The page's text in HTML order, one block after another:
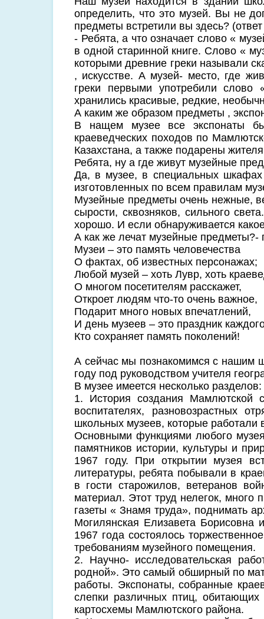
определить, что это музей. Вы не
предметы встретили вы здесь?
- Ребята, а что означает слово «
в одной старинной книге. Слово «
которыми древние греки называли
, искусстве. А музей- место, где
греки первыми употребили слово
хранились красивые, редкие,
А каким же образом предметы ,
В нащем музее все экспонаты
краеведческих походов по
Казахстана, а также подарены
Ребята, ну а где живут музейные
Да, в музее, в специальных
изготовленных по всем правилам
Музейные предметы очень нежные,
сырости, сквозняков, сильного
хорошо. И если обнаруживается
А как же лечат музейные
Музеи – это память человечества
О фактах, об известных персонажах;
Любой музей – хоть Лувр, хоть
О многом посетителям расскажет,
Откроет людям что-то очень важное,
Подарит много новых впечатлений,
И день музеев – это праздник
Кто сохраняет память поколений!
А сейчас мы познакомимся с нашим
году под руководством учителя
В музее имеется несколько разделов:
1. История создания Мамлютской
воспитателях, разновозрастных
школьных музеев, которые работали
Основными функциями любого
памятников истории, культуры и
1967 году. При открытии музея
литературы, ребята побывали в
в гости старожилов, ветеранов
материал. Этот труд нелегок, много
газеты « Знамя труда», поднимать
Могилянская Елизавета Борисовна
1967 года состоялось
требованиям музейного помещения.
2. Научно- исследовательская
родной». Это самый обширный по
работы. Экспонаты, собранные
слепки различных птиц,
картосхемы Мамлютского района.